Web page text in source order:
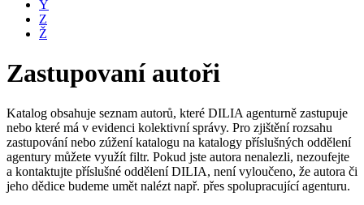
Y
Z
Ž
Zastupovaní autoři
Katalog obsahuje seznam autorů, které DILIA agenturně zastupuje
nebo které má v evidenci kolektivní správy. Pro zjištění rozsahu
zastupování nebo zúžení katalogu na katalogy příslušných oddělení
agentury můžete využít filtr. Pokud jste autora nenalezli, nezoufejte
a kontaktujte příslušné oddělení DILIA, není vyloučeno, že autora či
jeho dědice budeme umět nalézt např. přes spolupracující agenturu.